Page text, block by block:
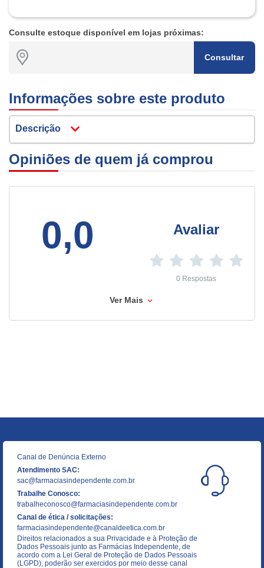
Consulte estoque disponível em lojas próximas:
Consultar
Informações sobre este produto
Descrição
Opiniões de quem já comprou
0,0 Avaliar
0 Respostas
Ver Mais
Canal de Denúncia Externo
Atendimento SAC:
sac@farmaciasindependente.com.br
Trabalhe Conosco:
trabalheconosco@farmaciasindependente.com.br
Canal de ética / solicitações:
farmaciasindependente@canaldeetica.com.br
Direitos relacionados a sua Privacidade e à Proteção de
Dados Pessoais junto as Farmácias Independente, de
acordo com a Lei Geral de Proteção de Dados Pessoais
(LGPD), poderão ser exercidos por meio desse canal